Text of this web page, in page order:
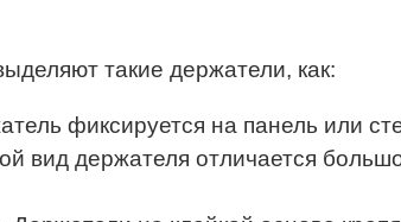
такие держатели, как:
фиксируется на панель или
вид держателя отличается